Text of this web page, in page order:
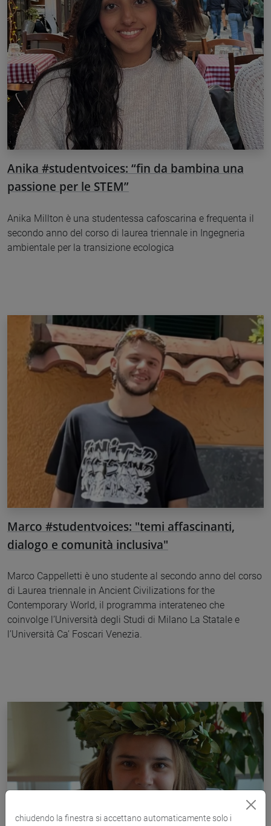
Anika #studentvoices: “fin da bambina una
passione per le STEM”
Anika Millton è una studentessa cafoscarina e frequenta il
secondo anno del corso di laurea triennale in Ingegneria
ambientale per la transizione ecologica
Marco #studentvoices: "temi affascinanti,
dialogo e comunità inclusiva"
Marco Cappelletti è uno studente al secondo anno del corso
di Laurea triennale in Ancient Civilizations for the
Contemporary World, il programma interateneo che
coinvolge l’Università degli Studi di Milano La Statale e
l’Università Ca’ Foscari Venezia.
chiudendo la finestra si accettano automaticamente solo i